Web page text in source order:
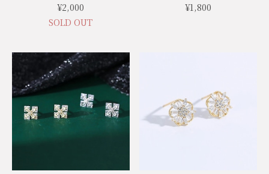
¥2,000
SOLD OUT
¥1,800